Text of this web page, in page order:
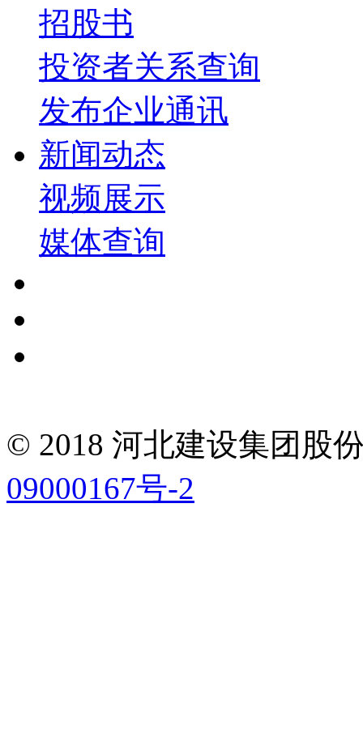
招股书
投资者关系查询
发布企业通讯
新闻动态
视频展示
媒体查询
© 2018 河北建设集团股
09000167号-2